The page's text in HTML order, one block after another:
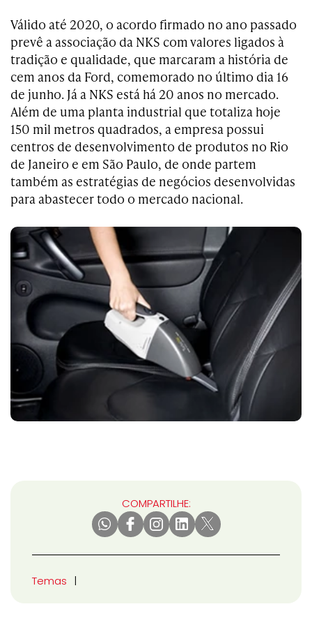
Válido até 2020, o acordo firmado no ano passado
prevê a associação da NKS com valores ligados à
tradição e qualidade, que marcaram a história de
cem anos da Ford, comemorado no último dia 16
de junho. Já a NKS está há 20 anos no mercado.
Além de uma planta industrial que totaliza hoje
150 mil metros quadrados, a empresa possui
centros de desenvolvimento de produtos no Rio
de Janeiro e em São Paulo, de onde partem
também as estratégias de negócios desenvolvidas
para abastecertodo o mercado nacional.
COMPARTILHE:
Temas